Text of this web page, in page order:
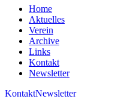
Home
Aktuelles
Verein
Archive
Links
Kontakt
Newsletter
KontaktNewsletter